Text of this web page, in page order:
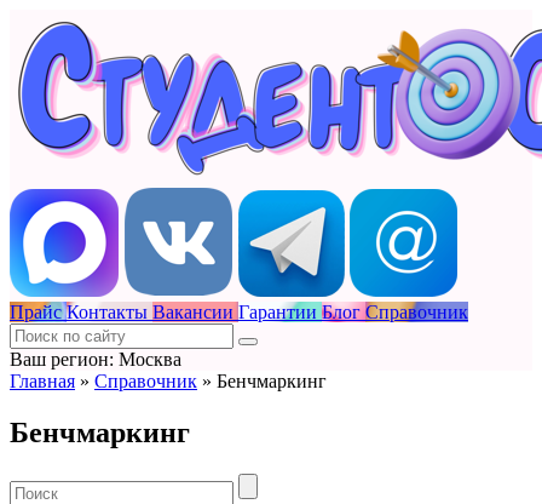
Прайс Контакты Вакансии Гарантии Блог Справочник
Ваш регион: Москва
Главная » Справочник » Бенчмаркинг
Бенчмаркинг